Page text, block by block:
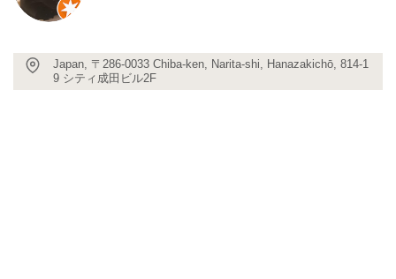
Japan, 〒286-0033 Chiba-ken, Narita-shi, Hanazakichō, 814-1
9 シティ成田ビル2F